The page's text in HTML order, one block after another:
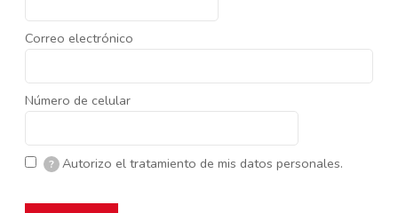
Correo electrónico
Número de celular
? Autorizo el tratamiento de mis datos personales.